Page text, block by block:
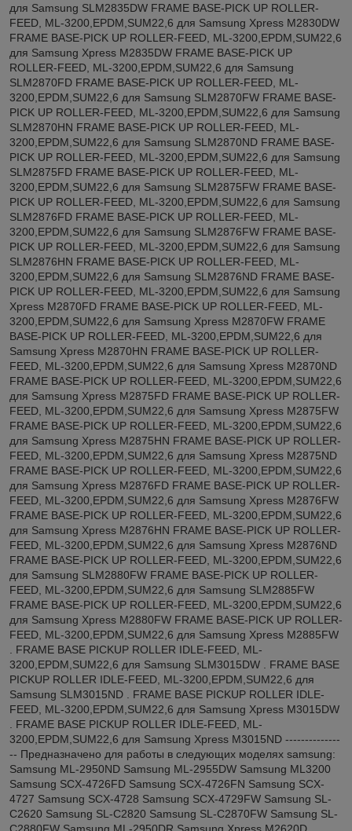
для Samsung SLM2835DW FRAME BASE-PICK UP ROLLER-
FEED, ML-3200,EPDM,SUM22,6 для Samsung Xpress M2830DW
FRAME BASE-PICK UP ROLLER-FEED, ML-3200,EPDM,SUM22,6
для Samsung Xpress M2835DW FRAME BASE-PICK UP
ROLLER-FEED, ML-3200,EPDM,SUM22,6 для Samsung
SLM2870FD FRAME BASE-PICK UP ROLLER-FEED, ML-
3200,EPDM,SUM22,6 для Samsung SLM2870FW FRAME BASE-
PICK UP ROLLER-FEED, ML-3200,EPDM,SUM22,6 для Samsung
SLM2870HN FRAME BASE-PICK UP ROLLER-FEED, ML-
3200,EPDM,SUM22,6 для Samsung SLM2870ND FRAME BASE-
PICK UP ROLLER-FEED, ML-3200,EPDM,SUM22,6 для Samsung
SLM2875FD FRAME BASE-PICK UP ROLLER-FEED, ML-
3200,EPDM,SUM22,6 для Samsung SLM2875FW FRAME BASE-
PICK UP ROLLER-FEED, ML-3200,EPDM,SUM22,6 для Samsung
SLM2876FD FRAME BASE-PICK UP ROLLER-FEED, ML-
3200,EPDM,SUM22,6 для Samsung SLM2876FW FRAME BASE-
PICK UP ROLLER-FEED, ML-3200,EPDM,SUM22,6 для Samsung
SLM2876HN FRAME BASE-PICK UP ROLLER-FEED, ML-
3200,EPDM,SUM22,6 для Samsung SLM2876ND FRAME BASE-
PICK UP ROLLER-FEED, ML-3200,EPDM,SUM22,6 для Samsung
Xpress M2870FD FRAME BASE-PICK UP ROLLER-FEED, ML-
3200,EPDM,SUM22,6 для Samsung Xpress M2870FW FRAME
BASE-PICK UP ROLLER-FEED, ML-3200,EPDM,SUM22,6 для
Samsung Xpress M2870HN FRAME BASE-PICK UP ROLLER-
FEED, ML-3200,EPDM,SUM22,6 для Samsung Xpress M2870ND
FRAME BASE-PICK UP ROLLER-FEED, ML-3200,EPDM,SUM22,6
для Samsung Xpress M2875FD FRAME BASE-PICK UP ROLLER-
FEED, ML-3200,EPDM,SUM22,6 для Samsung Xpress M2875FW
FRAME BASE-PICK UP ROLLER-FEED, ML-3200,EPDM,SUM22,6
для Samsung Xpress M2875HN FRAME BASE-PICK UP ROLLER-
FEED, ML-3200,EPDM,SUM22,6 для Samsung Xpress M2875ND
FRAME BASE-PICK UP ROLLER-FEED, ML-3200,EPDM,SUM22,6
для Samsung Xpress M2876FD FRAME BASE-PICK UP ROLLER-
FEED, ML-3200,EPDM,SUM22,6 для Samsung Xpress M2876FW
FRAME BASE-PICK UP ROLLER-FEED, ML-3200,EPDM,SUM22,6
для Samsung Xpress M2876HN FRAME BASE-PICK UP ROLLER-
FEED, ML-3200,EPDM,SUM22,6 для Samsung Xpress M2876ND
FRAME BASE-PICK UP ROLLER-FEED, ML-3200,EPDM,SUM22,6
для Samsung SLM2880FW FRAME BASE-PICK UP ROLLER-
FEED, ML-3200,EPDM,SUM22,6 для Samsung SLM2885FW
FRAME BASE-PICK UP ROLLER-FEED, ML-3200,EPDM,SUM22,6
для Samsung Xpress M2880FW FRAME BASE-PICK UP ROLLER-
FEED, ML-3200,EPDM,SUM22,6 для Samsung Xpress M2885FW
. FRAME BASE PICKUP ROLLER IDLE-FEED, ML-
3200,EPDM,SUM22,6 для Samsung SLM3015DW . FRAME BASE
PICKUP ROLLER IDLE-FEED, ML-3200,EPDM,SUM22,6 для
Samsung SLM3015ND . FRAME BASE PICKUP ROLLER IDLE-
FEED, ML-3200,EPDM,SUM22,6 для Samsung Xpress M3015DW
. FRAME BASE PICKUP ROLLER IDLE-FEED, ML-
3200,EPDM,SUM22,6 для Samsung Xpress M3015ND --------------
-- Предназначено для работы в следующих моделях samsung:
Samsung ML-2950ND Samsung ML-2955DW Samsung ML3200
Samsung SCX-4726FD Samsung SCX-4726FN Samsung SCX-
4727 Samsung SCX-4728 Samsung SCX-4729FW Samsung SL-
C2620 Samsung SL-C2820 Samsung SL-C2870FW Samsung SL-
C2880FW Samsung ML-2950DR Samsung Xpress M2620D